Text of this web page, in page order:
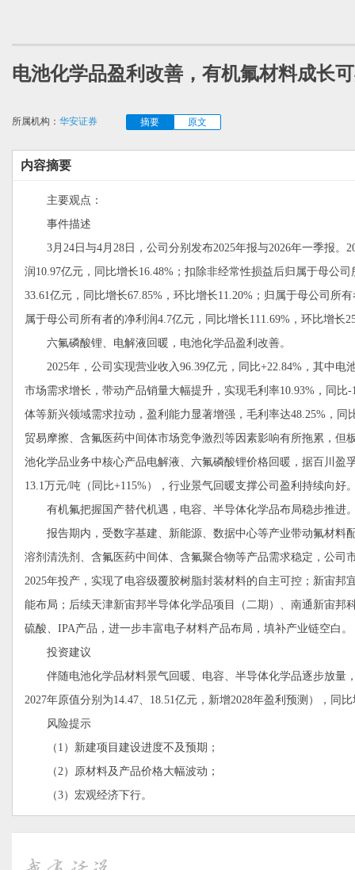
电池化学品盈利改善，有机氟材料成长
所属机构： 华安证券 摘要 原文
内容摘要
主要观点：
事件描述
3月24日与4月28日，公司分别发布2025年报与2026年一季报。
润10.97亿元，同比增长16.48%；扣除非经常性损益后归属于母公
33.61亿元，同比增长67.85%，环比增长11.20%；归属于母公司所
属于母公司所有者的净利润4.7亿元，同比增长111.69%，环比增长
六氟磷酸锂、电解液回暖，电池化学品盈利改善。
2025年，公司实现营业收入96.39亿元，同比+22.84%，其中电
市场需求增长，带动产品销量大幅提升，实现毛利率10.93%，同
体等新兴领域需求拉动，盈利能力显著增强，毛利率达48.25%，同
贸易摩擦、含氟医药中间体市场竞争激烈等因素影响有所拖累，但
池化学品业务中核心产品电解液、六氟磷酸锂价格回暖，据百川盈
13.1万元/吨（同比+115%），行业景气回暖支撑公司盈利持续向好
有机氟把握国产替代机遇，电容、半导体化学品布局稳步推进
报告期内，受数字基建、新能源、数据中心等产业带动氟材料
溶剂清洗剂、含氟医药中间体、含氟聚合物等产品需求稳定，公司
2025年投产，实现了电容级覆胶树脂封装材料的自主可控；新宙
能布局；后续天津新宙邦半导体化学品项目（二期）、南通新宙
硫酸、IPA产品，进一步丰富电子材料产品布局，填补产业链空白。
投资建议
伴随电池化学品材料景气回暖、电容、半导体化学品逐步放量，
2027年原值分别为14.47、18.51亿元，新增2028年盈利预测），同
风险提示
（1）新建项目建设进度不及预期；
（2）原材料及产品价格大幅波动；
（3）宏观经济下行。